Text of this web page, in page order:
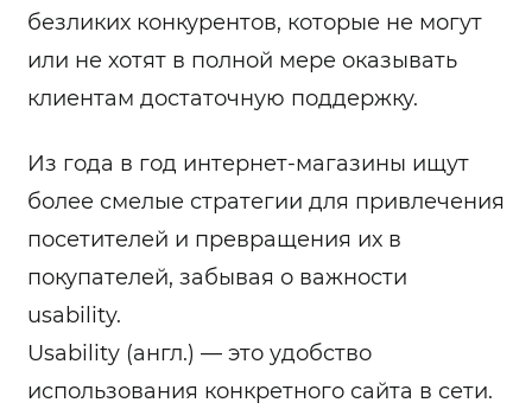
безликих конкурентов, которые не могут
или не хотят в полной мере оказывать
клиентам достаточную поддержку.
Из года в год интернет-магазины ищут
более смелые стратегии для привлечения
посетителей и превращения их в
покупателей, забывая о важности
usability.
Usability (англ.) — это удобство
использования конкретного сайта в сети.